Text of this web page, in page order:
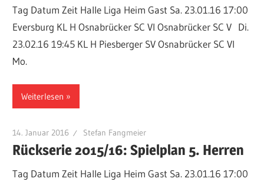
Tag Datum Zeit Halle Liga Heim Gast Sa. 23.01.16 17:00
Eversburg KL H Osnabrücker SC VI Osnabrücker SC V Di.
23.02.16 19:45 KL H Piesberger SV Osnabrücker SC VI
Mo.
Weiterlesen
14. Januar 2016 Stefan Fangmeier
Rückserie 2015/16: Spielplan 5. Herren
Tag Datum Zeit Halle Liga Heim Gast Sa. 23.01.16 17:00